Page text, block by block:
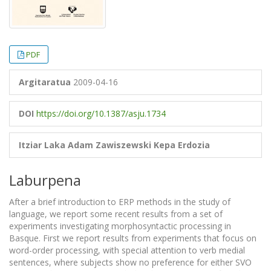
PDF
Argitaratua 2009-04-16
DOI https://doi.org/10.1387/asju.1734
Itziar Laka Adam Zawiszewski Kepa Erdozia
Laburpena
After a brief introduction to ERP methods in the study of
language, we report some recent results from a set of
experiments investigating morphosyntactic processing in
Basque. First we report results from experiments that focus on
word-order processing, with special attention to verb medial
sentences, where subjects show no preference for either SVO